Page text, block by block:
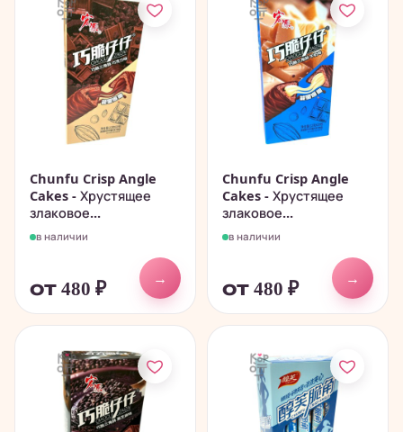
Chunfu Crisp Angle
Cakes - Хрустящее
злаковое...
в наличии
от 480 ₽
→
Chunfu Crisp Angle
Cakes - Хрустящее
злаковое...
в наличии
от 480 ₽
→